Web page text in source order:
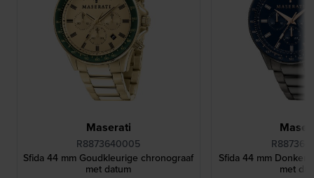
Maserati
R8873640005
Sfida 44 mm Goudkleurige chronograaf
met datum
Sfida 44 mm
met